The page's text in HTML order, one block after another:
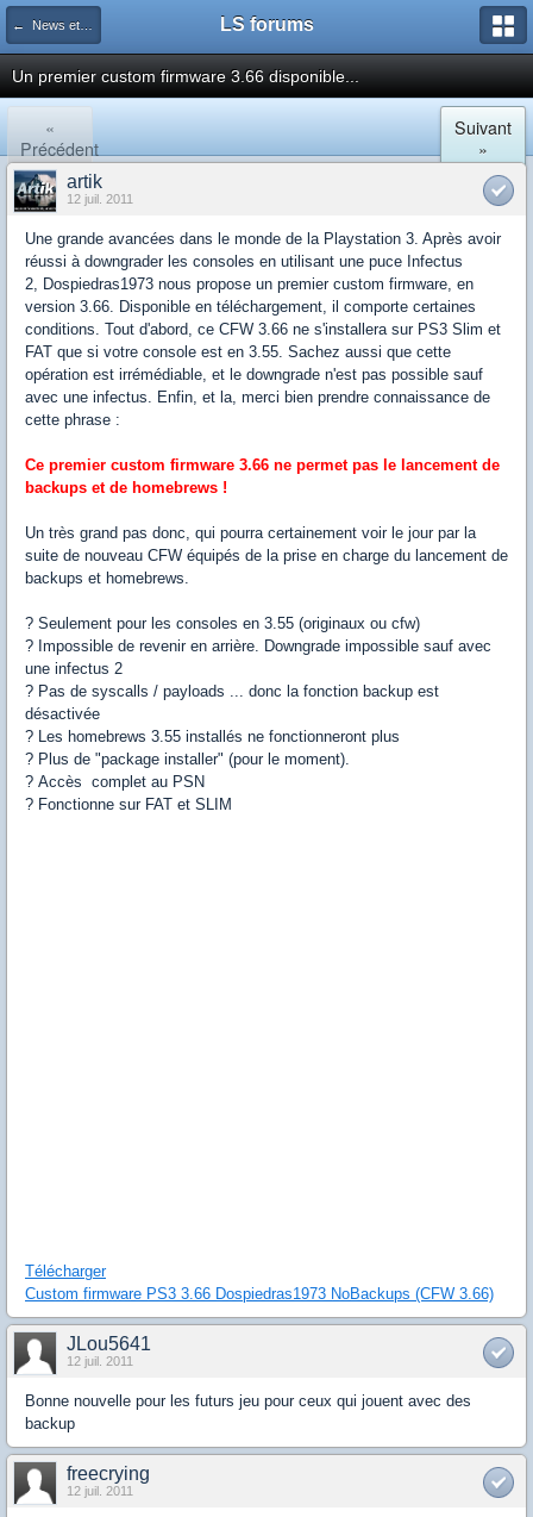
← News et actualités postées sur LS LS forums
Un premier custom firmware 3.66 disponible...
«
Précédent
Suivant
»
artik
12 juil. 2011
Une grande avancées dans le monde de la Playstation 3. Après avoir
réussi à downgrader les consoles en utilisant une puce Infectus
2, Dospiedras1973 nous propose un premier custom firmware, en
version 3.66. Disponible en téléchargement, il comporte certaines
conditions. Tout d'abord, ce CFW 3.66 ne s'installera sur PS3 Slim et
FAT que si votre console est en 3.55. Sachez aussi que cette
opération est irrémédiable, et le downgrade n'est pas possible sauf
avec une infectus. Enfin, et la, merci bien prendre connaissance de
cette phrase :
Ce premier custom firmware 3.66 ne permet pas le lancement de
backups et de homebrews !
Un très grand pas donc, qui pourra certainement voir le jour par la
suite de nouveau CFW équipés de la prise en charge du lancement de
backups et homebrews.
? Seulement pour les consoles en 3.55 (originaux ou cfw)
? Impossible de revenir en arrière. Downgrade impossible sauf avec
une infectus 2
? Pas de syscalls / payloads ... donc la fonction backup est
désactivée
? Les homebrews 3.55 installés ne fonctionneront plus
? Plus de "package installer" (pour le moment).
? Accès complet au PSN
? Fonctionne sur FAT et SLIM
Télécharger
Custom firmware PS3 3.66 Dospiedras1973 NoBackups (CFW 3.66)
JLou5641
12 juil. 2011
Bonne nouvelle pour les futurs jeu pour ceux qui jouent avec des
backup
freecrying
12 juil. 2011